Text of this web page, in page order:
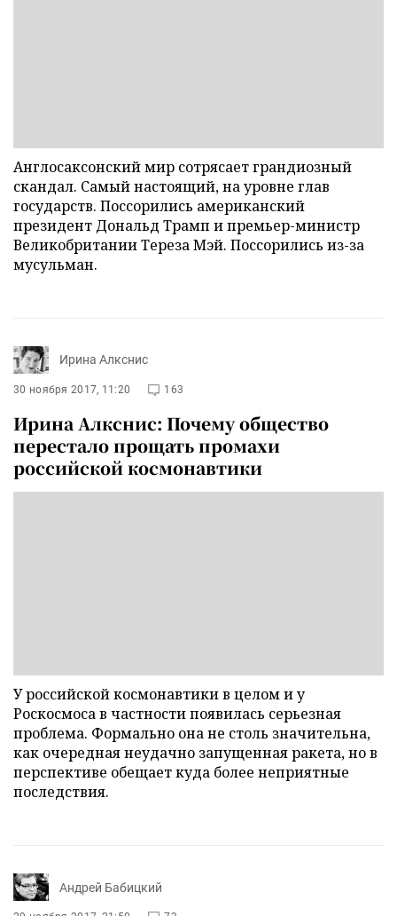
Англосаксонский мир сотрясает грандиозный
скандал. Самый настоящий, на уровне глав
государств. Поссорились американский
президент Дональд Трамп и премьер-министр
Великобритании Тереза Мэй. Поссорились из-за
мусульман.
Ирина Алкснис
30 ноября 2017, 11:20 163
Ирина Алкснис: Почему общество
перестало прощать промахи
российской космонавтики
У российской космонавтики в целом и у
Роскосмоса в частности появилась серьезная
проблема. Формально она не столь значительна,
как очередная неудачно запущенная ракета, но в
перспективе обещает куда более неприятные
последствия.
Андрей Бабицкий